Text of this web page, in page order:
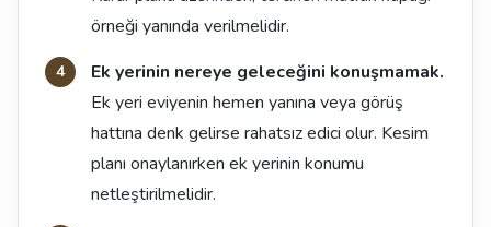
örneği yanında verilmelidir.
Ek yerinin nereye geleceğini konuşmamak.
Ek yeri eviyenin hemen yanına veya görüş
hattına denk gelirse rahatsız edici olur. Kesim
planı onaylanırken ek yerinin konumu
netleştirilmelidir.